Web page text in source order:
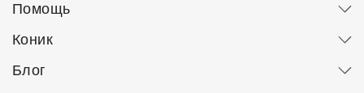
Помощь
Коник
Блог